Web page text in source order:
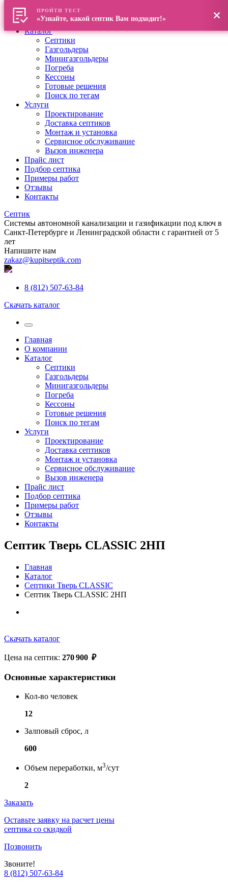
Главная
О компании
Каталог
Септики
Газгольдеры
Минигазгольдеры
Погреба
Кессоны
Готовые решения
Поиск по тегам
Услуги
Проектирование
Доставка септиков
Монтаж и установка
Сервисное обслуживание
Вызов инженера
Прайс лист
Подбор септика
Примеры работ
Отзывы
Контакты
Септик
Системы автономной канализации и газификации под ключ в
Санкт-Петербурге и Ленинградской области с гарантией от 5
лет
Напишите нам
zakaz@kupitseptik.com
8 (812) 507-63-84
Скачать каталог
Главная
О компании
Каталог
Септики
Газгольдеры
Минигазгольдеры
Погреба
Кессоны
Готовые решения
Поиск по тегам
Услуги
Проектирование
Доставка септиков
Монтаж и установка
Сервисное обслуживание
Вызов инженера
Прайс лист
Подбор септика
Примеры работ
Отзывы
Контакты
Септик Тверь CLASSIC 2НП
Главная
Каталог
Септики Тверь CLASSIC
Септик Тверь CLASSIC 2НП
Скачать каталог
Цена на септик: 270 900 ₽
Основные характеристики
Кол-во человек
12
Залповый сброс, л
600
Объем переработки, м3/сут
2
Заказать
Оставьте заявку на расчет цены
септика со скидкой
Позвонить
Звоните!
8 (812) 507-63-84
ПРОЙТИ ТЕСТ
«Узнайте, какой септик Вам подходит!»